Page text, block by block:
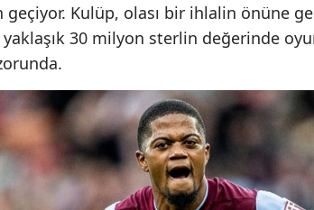
Kulüp, olası bir ihlalin önüne
30 milyon sterlin değerinde